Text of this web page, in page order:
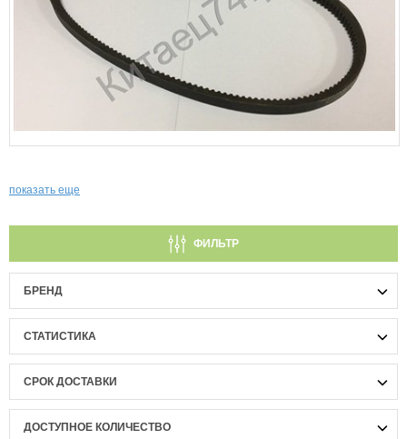
показать еще
ФИЛЬТР
БРЕНД
СТАТИСТИКА
СРОК ДОСТАВКИ
ДОСТУПНОЕ КОЛИЧЕСТВО